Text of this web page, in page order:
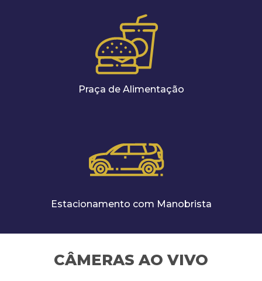
Praça de Alimentação
Estacionamento com Manobrista
CÂMERAS AO VIVO